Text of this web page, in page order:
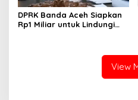
DPRK Banda Aceh Siapkan
Rp1 Miliar untuk Lindungi
View